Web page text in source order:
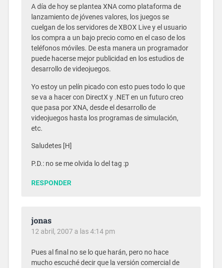
A día de hoy se plantea XNA como plataforma de
lanzamiento de jóvenes valores, los juegos se
cuelgan de los servidores de XBOX Live y el usuario
los compra a un bajo precio como en el caso de los
teléfonos móviles. De esta manera un programador
puede hacerse mejor publicidad en los estudios de
desarrollo de videojuegos.
Yo estoy un pelín picado con esto pues todo lo que
se va a hacer con DirectX y .NET en un futuro creo
que pasa por XNA, desde el desarrollo de
videojuegos hasta los programas de simulación,
etc.
Saludetes [H]
P.D.: no se me olvida lo del tag :p
RESPONDER
jonas
12 abril, 2007 a las 4:14 pm
Pues al final no se lo que harán, pero no hace
mucho escuché decir que la versión comercial de